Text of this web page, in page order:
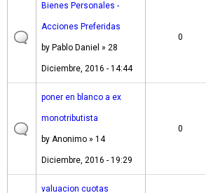
Bienes Personales -
Acciones Preferidas
by Pablo Daniel » 28
Diciembre, 2016 - 14:44
0
poner en blanco a ex
monotributista
by Anonimo » 14
Diciembre, 2016 - 19:29
0
valuacion cuotas